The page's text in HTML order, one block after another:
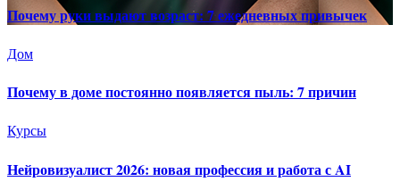
Почему руки выдают возраст: 7 ежедневных привычек
Дом
Почему в доме постоянно появляется пыль: 7 причин
Курсы
Нейровизуалист 2026: новая профессия и работа с AI